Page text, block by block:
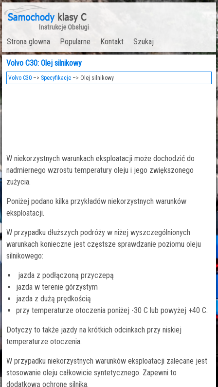
Strona glowna Popularne Kontakt Szukaj
Volvo C30: Olej silnikowy
Volvo C30 –> Specyfikacje –> Olej silnikowy
W niekorzystnych warunkach eksploatacji może dochodzić do
nadmiernego wzrostu temperatury oleju i jego zwiększonego
zużycia.
Poniżej podano kilka przykładów niekorzystnych warunków
eksploatacji.
W przypadku dłuższych podróży w niżej wyszczególnionych
warunkach konieczne jest częstsze sprawdzanie poziomu oleju
silnikowego:
jazda z podłączoną przyczepą
jazda w terenie górzystym
jazda z dużą prędkością
przy temperaturze otoczenia poniżej -30 C lub powyżej +40 C.
Dotyczy to także jazdy na krótkich odcinkach przy niskiej
temperaturze otoczenia.
W przypadku niekorzystnych warunków eksploatacji zalecane jest
stosowanie oleju całkowicie syntetycznego. Zapewni to
dodatkową ochronę silnika.